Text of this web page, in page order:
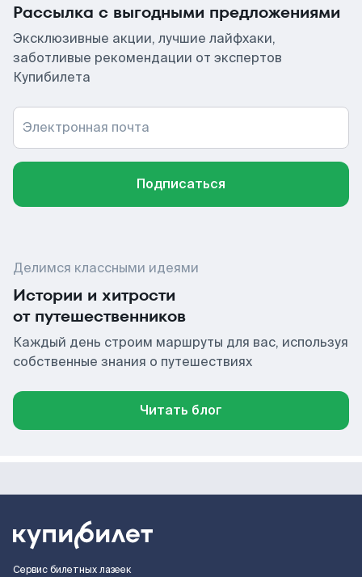
Рассылка с выгодными предложениями
Эксклюзивные акции, лучшие лайфхаки,
заботливые рекомендации от экспертов
Купибилета
Электронная почта
Подписаться
Делимся классными идеями
Истории и хитрости
от путешественников
Каждый день строим маршруты для вас, используя
собственные знания о путешествиях
Читать блог
Сервис билетных лазеек